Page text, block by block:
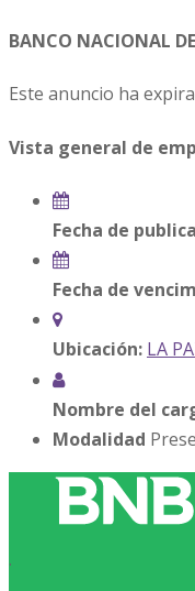
BANCO NACIONAL
Este anuncio ha
Vista general de
Fecha de
Fecha de
Ubicación: LA
Nombre del
Modalidad
.